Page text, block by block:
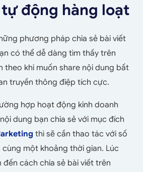
động hàng loạt
phương pháp chia sẻ bài viết
có thể dễ dàng tìm thấy trên
theo khi muốn share nội dung bất
truyền thông điệp tích cực.
hợp hoạt động kinh doanh
dung bạn chia sẻ với mục đích
thì sẽ cần thao tác với số
một khoảng thời gian. Lúc
đến cách chia sẻ bài viết trên